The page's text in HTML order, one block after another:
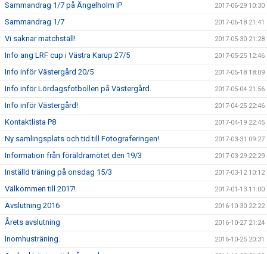
Sammandrag 1/7 på Ängelholm IP 2017-06-29 10:30
Sammandrag 1/7 2017-06-18 21:41
Vi saknar matchställ! 2017-05-30 21:28
Info ang LRF cup i Västra Karup 27/5 2017-05-25 12:46
Info inför Västergård 20/5 2017-05-18 18:09
Info inför Lördagsfotbollen på Västergård. 2017-05-04 21:56
Info inför Västergård! 2017-04-25 22:46
Kontaktlista P8 2017-04-19 22:45
Ny samlingsplats och tid till Fotograferingen! 2017-03-31 09:27
Information från föräldramötet den 19/3 2017-03-29 22:29
Inställd träning på onsdag 15/3 2017-03-12 10:12
Välkommen till 2017! 2017-01-13 11:00
Avslutning 2016 2016-10-30 22:22
Årets avslutning 2016-10-27 21:24
Inomhusträning. 2016-10-25 20:31